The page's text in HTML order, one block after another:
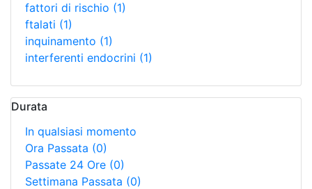
fattori di rischio (1)
ftalati (1)
inquinamento (1)
interferenti endocrini (1)
Durata
In qualsiasi momento
Ora Passata (0)
Passate 24 Ore (0)
Settimana Passata (0)